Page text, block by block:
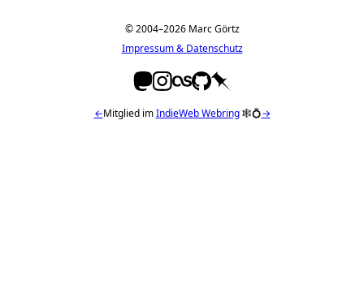
© 2004–2026 Marc Görtz
Impressum & Datenschutz
←Mitglied imIndieWeb Webring🕸💍→